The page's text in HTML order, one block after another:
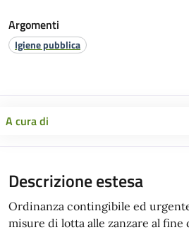
Argomenti
Igiene pubblica
A cura di
Descrizione estesa
Ordinanza contingibile ed
misure di lotta alle zanzare al